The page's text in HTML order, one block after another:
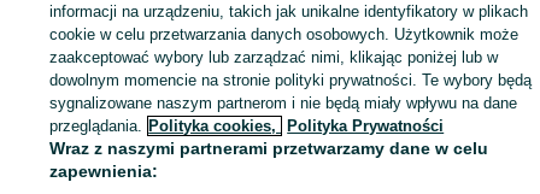
Zaloguj się lub załóż konto na OLX, aby skontaktować się z
sprzedającym
Zaloguj się / Załóż konto
Wyślij wiadomość
informacji na urządzeniu, takich jak unikalne identyfikatory w plikach
cookie w celu przetwarzania danych osobowych. Użytkownik może
zaakceptować wybory lub zarządzać nimi, klikając poniżej lub w
dowolnym momencie na stronie polityki prywatności. Te wybory będą
sygnalizowane naszym partnerom i nie będą miały wpływu na dane
przeglądania. Polityka cookies, Polityka Prywatności
Wraz z naszymi partnerami przetwarzamy dane w celu
zapewnienia: